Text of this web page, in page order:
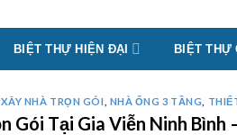
BIỆT THỰ HIỆN ĐẠI BIỆT THỰ
NHÀ TRỌN GÓI NHÀ ỐNG 3 TẦNG
Gói Tại Gia Viễn Ninh